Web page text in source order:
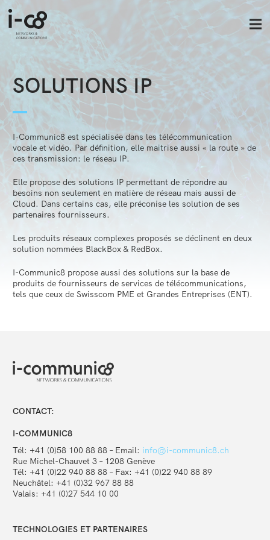
Services
Solutions IP
Contact
SOLUTIONS IP
I-Communic8 est spécialisée dans les télécommunication
vocale et vidéo. Par définition, elle maitrise aussi « la route » de
ces transmission: le réseau IP.
Elle propose des solutions IP permettant de répondre au
besoins non seulement en matière de réseau mais aussi de
Cloud. Dans certains cas, elle préconise les solution de ses
partenaires fournisseurs.
Les produits réseaux complexes proposés se déclinent en deux
solution nommées BlackBox & RedBox.
I-Communic8 propose aussi des solutions sur la base de
produits de fournisseurs de services de télécommunications,
tels que ceux de Swisscom PME et Grandes Entreprises (ENT).
CONTACT:
I-COMMUNIC8
Tél: +41 (0)58 100 88 88 – Email: info@i-communic8.ch
Rue Michel-Chauvet 3 – 1208 Genève
Tél: +41 (0)22 940 88 88 – Fax: +41 (0)22 940 88 89
Neuchâtel: +41 (0)32 967 88 88
Valais: +41 (0)27 544 10 00
TECHNOLOGIES ET PARTENAIRES